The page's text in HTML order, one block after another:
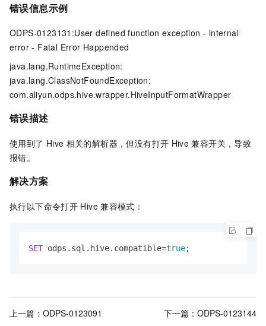
错误信息示例
ODPS-0123131:User defined function exception - internal
error - Fatal Error Happended
java.lang.RuntimeException:
java.lang.ClassNotFoundException:
com.aliyun.odps.hive.wrapper.HiveInputFormatWrapper
错误描述
使用到了 Hive 相关的解析器，但没有打开 Hive 兼容开关，导致
报错。
解决方案
执行以下命令打开 Hive 兼容模式：
SET odps.sql.hive.compatible=true;
上一篇： ODPS-0123091 下一篇： ODPS-0123144